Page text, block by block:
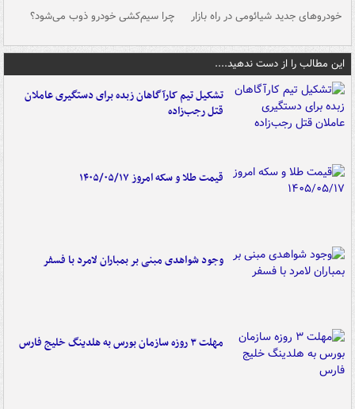
خودروهای جدید شیائومی در راه بازار چرا سیم‌کشی خودرو ذوب می‌شود؟
این مطالب را از دست ندهید....
تشکیل تیم کارآگاهان زبده برای دستگیری عاملان
قتل رجب‌زاده
قیمت طلا و سکه امروز ۱۴۰۵/۰۵/۱۷
وجود شواهدی مبنی بر بمباران لامرد با فسفر
مهلت ۳ روزه سازمان بورس به هلدینگ خلیج فارس